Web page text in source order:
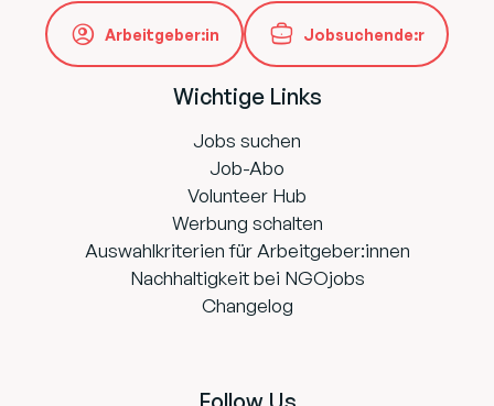
Arbeitgeber:in Jobsuchende:r
Wichtige Links
Jobs suchen
Job-Abo
Volunteer Hub
Werbung schalten
Auswahlkriterien für Arbeitgeber:innen
Nachhaltigkeit bei NGOjobs
Changelog